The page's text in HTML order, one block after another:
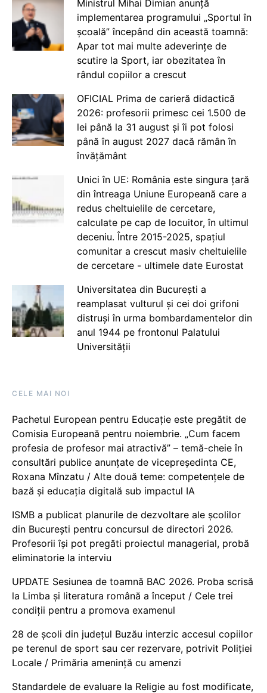
Ministrul Mihai Dimian anunță
implementarea programului „Sportul în
școală” începând din această toamnă:
Apar tot mai multe adeverințe de
scutire la Sport, iar obezitatea în
rândul copiilor a crescut
OFICIAL Prima de carieră didactică
2026: profesorii primesc cei 1.500 de
lei până la 31 august și îi pot folosi
până în august 2027 dacă rămân în
învățământ
Unici în UE: România este singura țară
din întreaga Uniune Europeană care a
redus cheltuielile de cercetare,
calculate pe cap de locuitor, în ultimul
deceniu. Între 2015-2025, spațiul
comunitar a crescut masiv cheltuielile
de cercetare - ultimele date Eurostat
Universitatea din București a
reamplasat vulturul și cei doi grifoni
distruși în urma bombardamentelor din
anul 1944 pe frontonul Palatului
Universității
CELE MAI NOI
Pachetul European pentru Educație este pregătit de
Comisia Europeană pentru noiembrie. „Cum facem
profesia de profesor mai atractivă” – temă-cheie în
consultări publice anunțate de vicepreședinta CE,
Roxana Mînzatu / Alte două teme: competențele de
bază și educația digitală sub impactul IA
ISMB a publicat planurile de dezvoltare ale școlilor
din București pentru concursul de directori 2026.
Profesorii își pot pregăti proiectul managerial, probă
eliminatorie la interviu
UPDATE Sesiunea de toamnă BAC 2026. Proba scrisă
la Limba și literatura română a început / Cele trei
condiții pentru a promova examenul
28 de școli din județul Buzău interzic accesul copiilor
pe terenul de sport sau cer rezervare, potrivit Poliției
Locale / Primăria amenință cu amenzi
Standardele de evaluare la Religie au fost modificate,